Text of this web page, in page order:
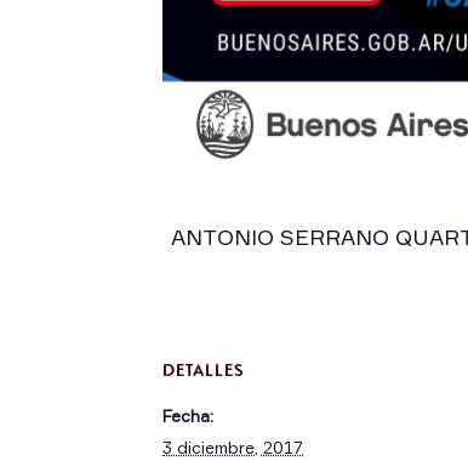
ANTONIO SERRANO
DETALLES
Fecha:
3 diciembre, 2017